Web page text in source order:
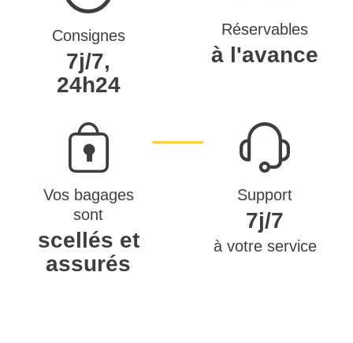
Consignes
7j/7,
24h24
Réservables
à l'avance
Vos bagages
sont
scellés et
assurés
Support
7j/7
à votre service